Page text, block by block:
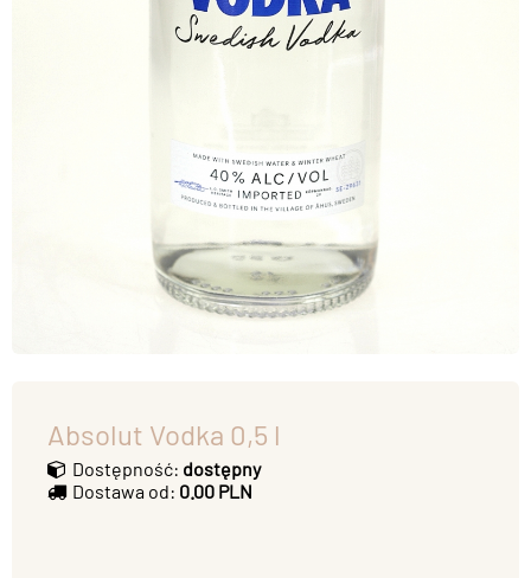
Absolut Vodka 0,5 l
Dostępność: dostępny
Dostawa od: 0.00 PLN